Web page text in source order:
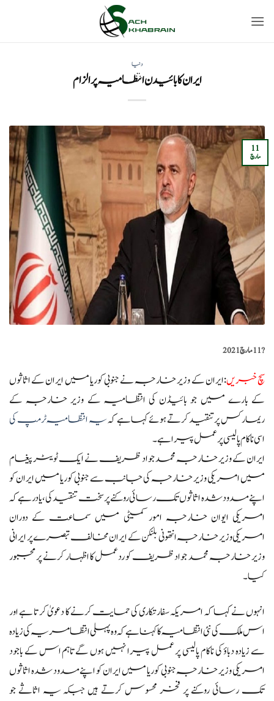
دنیا
ایران کا بائیدن انتظامیہ پر الزام
11
مارچ
?️11 مارچ 2021
سچ خبریں:ایران کے وزیر خارجہ نے جنوبی کوریا میں ایران کے اثاثوں
کے بارے میں جو بائیڈن کی انتظامیہ کے وزیر خارجہ کے
ریمارکس پر تنقید کرتے ہوئے کہا ہے کہیہ انتظامیہ ٹرمپ کی
اسی ناکام پالیسی پر عمل پیرا ہے۔
ایران کے وزیر خارجہ محمد جواد ظریف نے ایک ٹویٹر پیغام
میں امریکی وزیر خارجہ کی جانب سے جنوبی کوریا میں ایران کو
اپنے مسدود شدہ اثاثوں تک رسائی روکنے پر سخت تنقید کی،یادرہے کہ
امریکی ایوان خارجہ امور کمیٹی میں سماعت کے دوران
امریکی وزیر خارجہ انتھونی بلنکن کے ایران مخالف تبصرے پر ایرانی
وزیر خارجہ محمد جواد ظریف کو ردعمل کا اظہار کرنے پر مجبور
کیا۔
انہوں نے کہا کہ امریکہ سفارتکاری کی حمایت کرنے کا دعویٰ کرتا ہے اور
اس ملک کی نئی انتظامیہ کا کہنا ہے کہ وہ پہلی انتظامریہ کی زیادہ
سے زیادہ دباؤ کی ناکام پالیسی پر عمل پیرا نہیں ہوں گےتاہم اس کے باجود
امریکی وزیر خارجہ جنوبی کوریا میں ایران کو اپنے مسدود شدہ اثاثوں
تک رسائی روکنے پر فخر محسوس کرتے ہیں جبکہ یہ اثاثے جو